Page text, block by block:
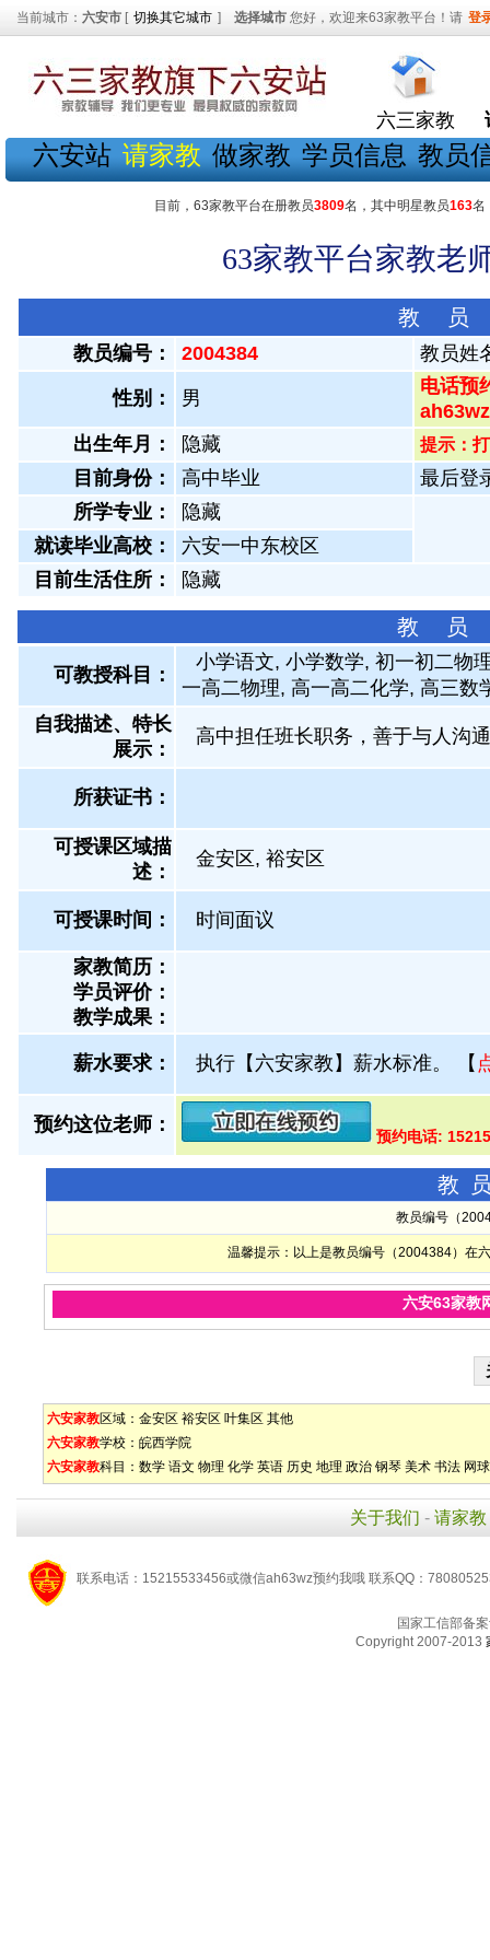
当前城市： 六安市 [ 切换其它城市 ] 选择城市 您好，欢迎来63家教平台！请 登
六三家教
六安站 请家教 做家教 学员信息 教员
目前，63家教平台在册教员3809名，其中明星教员163名
63家教平台家教老
教 员
教员编号： 2004384 教员姓
性别： 男
电话预
出生年月：
隐藏 提示：
目前身份： 高中毕业
最后登
所学专业：
隐藏
就读毕业高校：
六安一中东校区
目前生活住所：
隐藏
教 员
可教授科目：
小学语文, 小学数学, 初一初二物
一高二物理, 高一高二化学, 高三数
自我描述、特长
展示 ：
高中担任班长职务，善于与人沟
所获证书 ：
可授课区域描
述：
金安区, 裕安区
可授课时间： 时间面议
家教简历：
学员评价：
教学成果：
薪水要求： 执行【六安家教】薪水标准。 【
预约这位老师：
预约电话:
教
教员编号（
温馨提示：以上是教员编号（2004384）在
六安63家教
六安家教区域： 金安区 裕安区 叶集区 其他
六安家教学校： 皖西学院
六安家教科目： 数学 语文 物理 化学 英语 历史 地理 政治 钢琴 美术 书法 网球
关于我们 - 请家教
联系电话：15215533456或微信ah63wz预约我哦 联系QQ：
国家工信部备
Copyright 2007-2013